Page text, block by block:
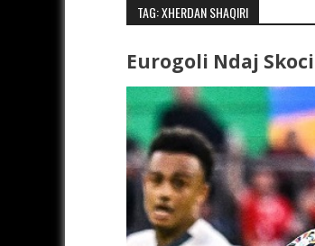
TAG: XHERDAN SHAQIRI
Eurogoli Ndaj